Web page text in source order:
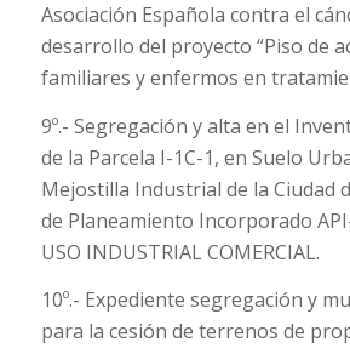
Asociación Española contra el
desarrollo del proyecto “Piso de
familiares y enfermos en
9º.- Segregación y alta en el
de la Parcela I-1C-1, en Suelo
Mejostilla Industrial de la Ciudad
de Planeamiento Incorporado
USO INDUSTRIAL COMERCIAL.
10º.- Expediente segregación y
para la cesión de terrenos de